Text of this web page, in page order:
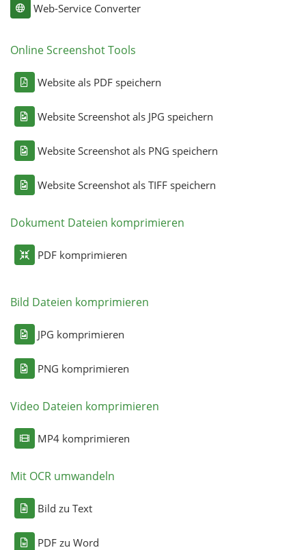
Web-Service Converter
Online Screenshot Tools
Website als PDF speichern
Website Screenshot als JPG speichern
Website Screenshot als PNG speichern
Website Screenshot als TIFF speichern
Dokument Dateien komprimieren
PDF komprimieren
Bild Dateien komprimieren
JPG komprimieren
PNG komprimieren
Video Dateien komprimieren
MP4 komprimieren
Mit OCR umwandeln
Bild zu Text
PDF zu Word